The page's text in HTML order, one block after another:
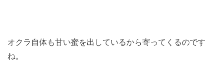
オクラ自体も甘い蜜を出しているから寄ってくるのです
ね。